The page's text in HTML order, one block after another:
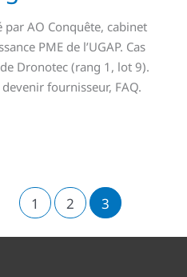
AO Conquête, cabinet
PME de l’UGAP. Cas
Dronotec (rang 1, lot 9).
fournisseur, FAQ.
1 2 3